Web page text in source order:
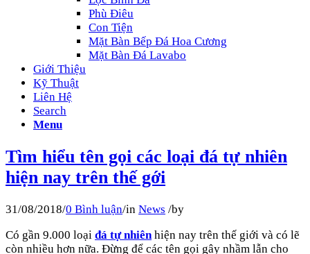
Phù Điêu
Con Tiện
Mặt Bàn Bếp Đá Hoa Cương
Mặt Bàn Đá Lavabo
Giới Thiệu
Kỹ Thuật
Liên Hệ
Search
Menu
Tìm hiểu tên gọi các loại đá tự nhiên
hiện nay trên thế gới
31/08/2018/0 Bình luận/in News /by
Có gần 9.000 loại đá tự nhiênhiện nay trên thế giới và có lẽ
còn nhiều hơn nữa. Đừng để các tên gọi gây nhầm lẫn cho